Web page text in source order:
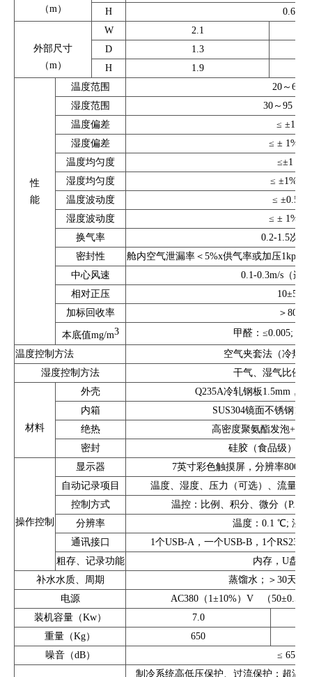
（m）
H
0.60
外部尺寸
（m）
W
2.1
D
1.3
H
1.9
性
能
温度范围
20～60℃
湿度范围
30～95 %
温度偏差
≤ ±1
湿度偏差
≤ ± 1%
温度均匀度
≤±1 ℃
湿度均匀度
≤ ±1%
温度波动度
≤ ±0.5 ℃
湿度波动度
≤ ± 1%
换气率
0.2-1.5次/
密封性
舱内空气泄漏率＜5%x供气率或加压1kpa
中心风速
0.1-0.3m/s（连
相对正压
10±5pa
加标回收率
＞80%
本底值mg/m3
甲醛：≤0.005;
温度控制方法
空气夹套法（冷热
湿度控制方法
干气、湿气比例
材料
外壳
Q235A冷轧钢板1.5mm，
内箱
SUS304镜面不锈钢
绝热
高密度聚氨酯发泡
密封
硅胶（食品级）、
操作控制
显示器
7英寸彩色触摸屏，分辨率
自动记录项目
温度、湿度、压力（可选）、流量（
控制方式
温控：比例、积分、微分（
分辨率
温度：0.1 ℃; 湿度
通讯接口
1个USB-A，一个USB-B，1个RS232
粗存、记录功能
内存，U盘，
补水水质、周期
蒸馏水；＞30天（
电源
AC380（1±10%）V （50±0.5
装机容量（Kw）
7.0
重量（Kg）
650
噪音（dB）
≤ 65dB
制冷系统高低压保护、过流保护；超温